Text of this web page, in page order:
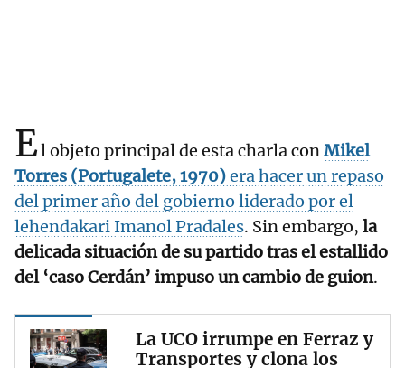
El objeto principal de esta charla conMikel
Torres (Portugalete, 1970)era hacer un repaso
delprimer año del gobierno liderado por el
lehendakari Imanol Pradales. Sin embargo, la
delicada situación de su partido tras el estallido
del ‘caso Cerdán’ impuso un cambio de guion.
La UCO irrumpe en Ferraz y
Transportes y clona los